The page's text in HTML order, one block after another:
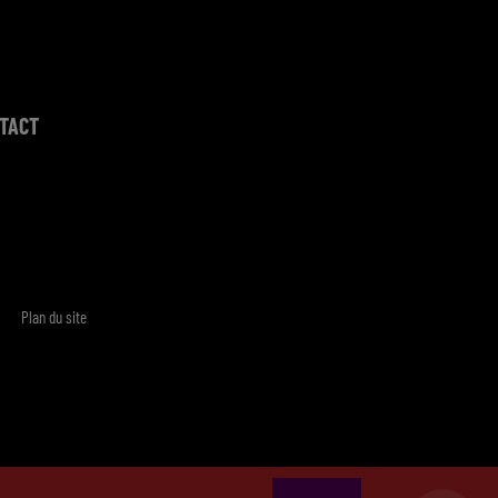
Plan du site